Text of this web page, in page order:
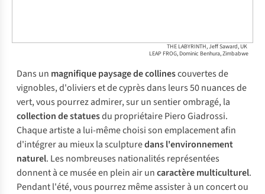
THE LABYRINTH, Jeff Saward, UK
LEAP FROG, Dominic Benhura, Zimbabwe
Dans un magnifique paysage de collinescouvertes de
vignobles, d'oliviers et de cyprès dans leurs 50 nuances de
vert, vous pourrez admirer, sur un sentier ombragé, la
collection de statuesdu propriétaire Piero Giadrossi.
Chaque artiste a lui-même choisi son emplacement afin
d'intégrer au mieux la sculpturedans l'environnement
naturel. Les nombreuses nationalités représentées
donnent à ce musée en plein air uncaractèremulticulturel.
Pendant l'été, vous pourrez même assister à un concert ou